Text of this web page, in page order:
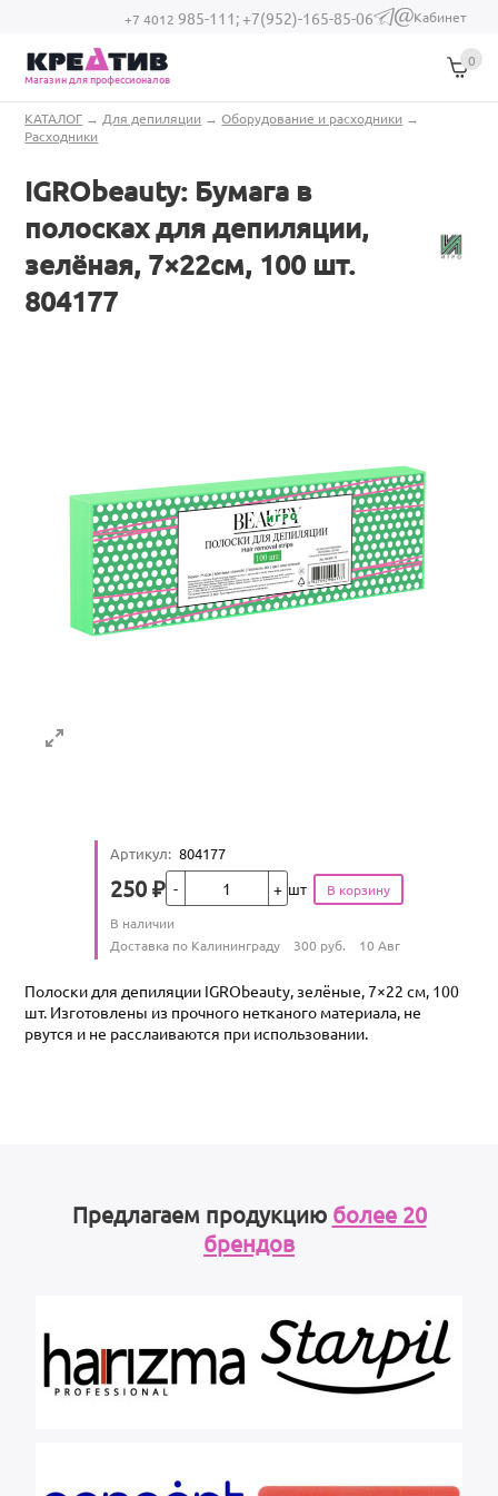
Перейти к основному содержанию
+7 4012 985-111;+7(952)-165-85-06
(link sends e-
Кабинет
Магазин для профессионалов
0
Вы здесь
КАТАЛОГ → Для депиляции →Оборудование и расходники →
Расходники
IGRObeauty: Бумага в
полосках для депиляции,
зелёная, 7×22см, 100 шт.
804177
Артикул: 804177
Цена
250 ₽ шт
Количество
В наличии
Условия доставки
Доставка по Калининграду 300 руб. 10 Авг
Полоски для депиляции IGRObeauty, зелёные, 7×22 см, 100
шт. Изготовлены из прочного нетканого материала, не
рвутся и не расслаиваются при использовании.
Предлагаем продукцию более 20
брендов